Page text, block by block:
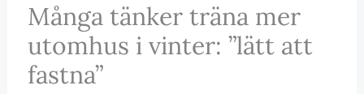
Många tänker träna mer
utomhus i vinter: ”lätt att
fastna”